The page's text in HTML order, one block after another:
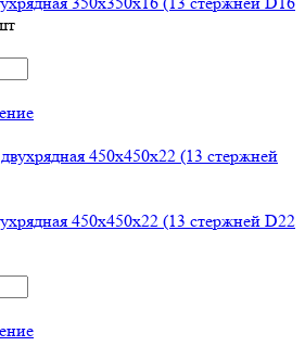
450х450х22 (13 стержней D22